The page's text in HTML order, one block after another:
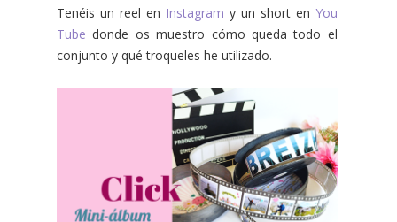
Tenéis un reel en Instagram y un short en You
Tube donde os muestro cómo queda todo el
conjunto y qué troqueles he utilizado.